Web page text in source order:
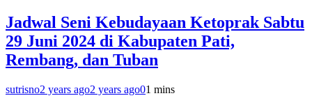
Jadwal Seni Kebudayaan Ketoprak Sabtu
29 Juni 2024 di Kabupaten Pati,
Rembang, dan Tuban
sutrisno2 years ago2 years ago01 mins